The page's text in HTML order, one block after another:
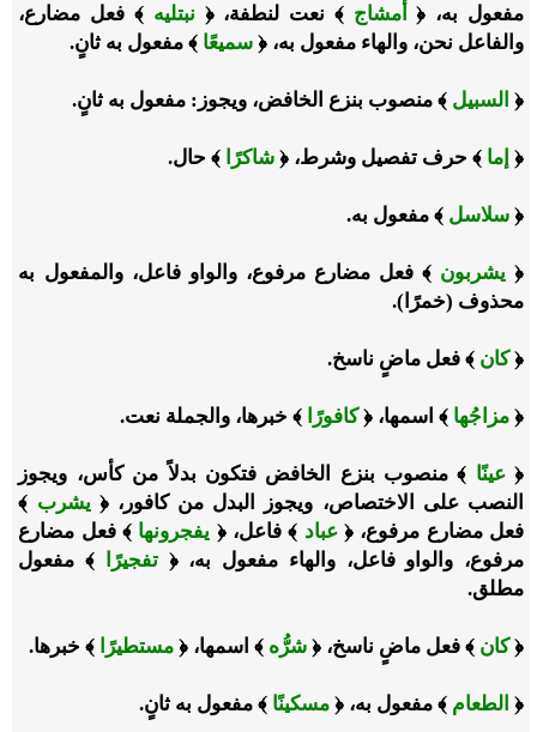
مفعول به، ﴿
أمشاج ﴾ نعت لنطفة، ﴿ نبتليه ﴾ فعل مضارع،
والفاعل نحن، والهاء مفعول به، ﴿ سميعًا ﴾ مفعول به ثانٍ.
﴿ السبيل ﴾ منصوب بنزع الخافض، ويجوز: مفعول به ثانٍ.
﴿ إما ﴾ حرف تفصيل وشرط، ﴿ شاكرًا ﴾ حال.
﴿ سلاسل ﴾ مفعول به.
﴿ يشربون ﴾ فعل مضارع مرفوع، والواو فاعل، والمفعول به
محذوف (خمرًا).
﴿كان ﴾ فعل ماضٍ ناسخ.
﴿ مزاجُها ﴾ اسمها، ﴿كافورًا ﴾ خبرها، والجملة نعت.
﴿عينًا ﴾ منصوب بنزع الخافض فتكون بدلاً من كأس، ويجوز
النصب على الاختصاص، ويجوز البدل من كافور، ﴿ يشرب ﴾
فعل مضارع مرفوع، ﴿عباد ﴾ فاعل، ﴿ يفجرونها ﴾ فعل مضارع
مرفوع، والواو فاعل، والهاء مفعول به، ﴿تفجيرًا
﴾ مفعول
مطلق.
﴿كان ﴾ فعل ماضٍ ناسخ، ﴿ شرُّه ﴾ اسمها، ﴿ مستطيرًا ﴾ خبرها.
﴿ الطعام ﴾ مفعول به، ﴿ مسكينًا ﴾ مفعول به ثانٍ.